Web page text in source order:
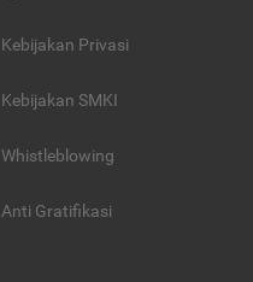
Kebijakan Privasi
Kebijakan SMKI
Whistleblowing
Anti Gratifikasi